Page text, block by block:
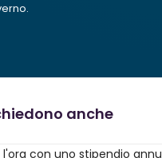
anche
con uno stipendio